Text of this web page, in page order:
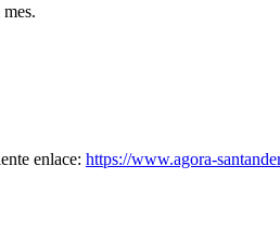
enlace: https://www.agora-